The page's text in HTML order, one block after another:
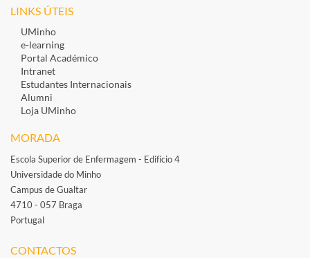
LINKS ÚTEIS
UMinho
e-learning
Portal Académico
Intranet
Estudantes Inte​rnacionais
Alumni
Loja UMinho
MORADA
Escola Superior de Enfermagem - Edifício 4
Universidade do Minho
Campus de Gualtar
4710 - 057 Braga
Portugal
CONTACTOS